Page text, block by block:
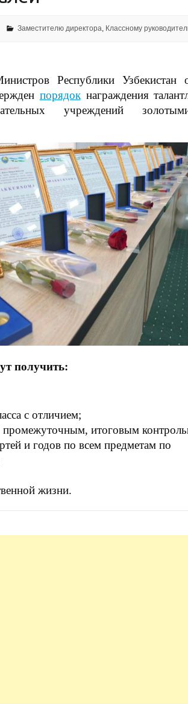
Заместителю директора, Классному
Республики Узбекистан
порядокнаграждения
учреждений
получить:
с отличием;
промежуточным, итоговым
и годов по всем предметам по
жизни.